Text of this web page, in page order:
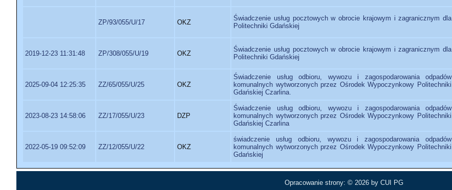
ZP/93/055/U/17 OKZ
Świadczenie usług pocztowych w obrocie krajowym i zagranicznym dla
Politechniki Gdańskiej
2019-12-23 11:31:48 ZP/308/055/U/19 OKZ
Świadczenie usług pocztowych w obrocie krajowym i zagranicznym dla
Politechniki Gdańskiej
2025-09-04 12:25:35 ZZ/65/055/U/25 OKZ
Świadczenie usług odbioru, wywozu i zagospodarowania odpadów
komunalnych wytworzonych przez Ośrodek Wypoczynkowy Politechniki
Gdańskiej Czarlina.
2023-08-23 14:58:06 ZZ/17/055/U/23 DZP
Świadczenie usług odbioru, wywozu i zagospodarowania odpadów
komunalnych wytworzonych przez Ośrodek Wypoczynkowy Politechniki
Gdańskiej Czarlina
2022-05-19 09:52:09 ZZ/12/055/U/22 OKZ
świadczenie usług odbioru, wywozu i zagospodarowania odpadów
komunalnych wytworzonych przez Ośrodek Wypoczynkowy Politechniki
Gdańskiej
Opracowanie strony: © 2026 by CUI PG